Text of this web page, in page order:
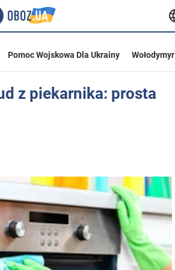
Pomoc Wojskowa Dla Ukrainy
Wołodymyr
z piekarnika: prosta